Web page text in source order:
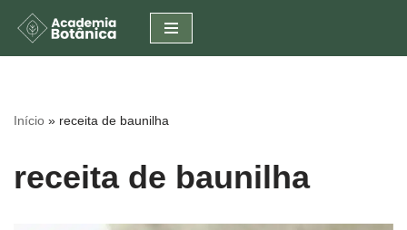
Pular
conteúdo
Início » receita de baunilha
receita de baunilha